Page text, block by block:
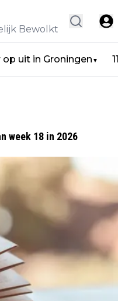
Bewolkt
op uit in Groningen ▼
week 18 in 2026